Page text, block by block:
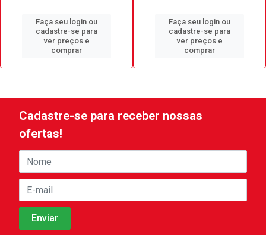
Faça seu login ou
cadastre-se para
ver preços e
comprar
Faça seu login ou
cadastre-se para
ver preços e
comprar
Cadastre-se para receber nossas
ofertas!